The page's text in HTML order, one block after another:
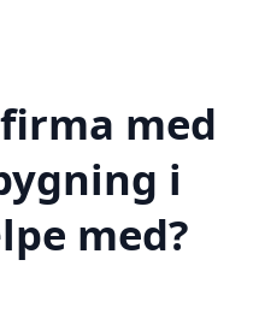
med
i
med?